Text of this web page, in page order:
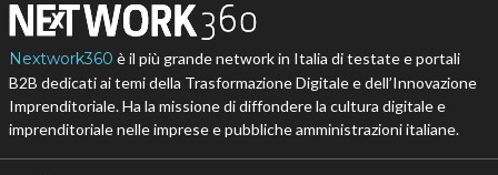
Nextwork360 è il più grande network in Italia di testate e portali
B2B dedicati ai temi della Trasformazione Digitale e dell’Innovazione
Imprenditoriale. Ha la missione di diffondere la cultura digitale e
imprenditoriale nelle imprese e pubbliche amministrazioni italiane.